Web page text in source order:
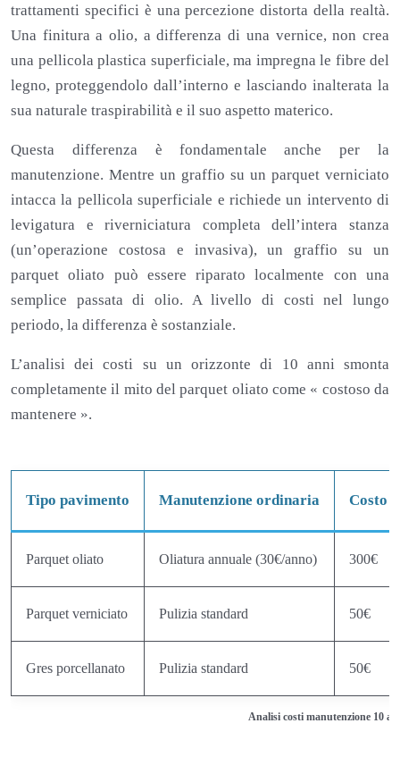
trattamenti specifici è una percezione distorta della realtà.
Una finitura a olio, a differenza di una vernice, non crea
una pellicola plastica superficiale, ma impregna le fibre del
legno, proteggendolo dall’interno e lasciando inalterata la
sua naturale traspirabilità e il suo aspetto materico.
Questa differenza è fondamentale anche per la
manutenzione. Mentre un graffio su un parquet verniciato
intacca la pellicola superficiale e richiede un intervento di
levigatura e riverniciatura completa dell’intera stanza
(un’operazione costosa e invasiva), un graffio su un
parquet oliato può essere riparato localmente con una
semplice passata di olio. A livello di costi nel lungo
periodo, la differenza è sostanziale.
L’analisi dei costi su un orizzonte di 10 anni smonta
completamente il mito del parquet oliato come « costoso da
mantenere ».
Analisi costi manutenzione 10
Tipo pavimento Manutenzione ordinaria Costo
Parquet oliato Oliatura annuale (30€/anno) 300€
Parquet verniciato Pulizia standard 50€
Gres porcellanato Pulizia standard 50€